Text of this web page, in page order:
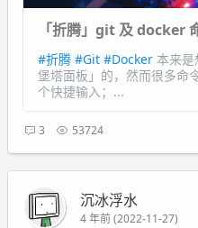
「折腾」git 及 docker
#折腾 #Git #Docker 本来
堡塔面板」的，然而很多命
个快捷输入；...
3 53724
沉冰浮水
4 年前 (2022-11-27)